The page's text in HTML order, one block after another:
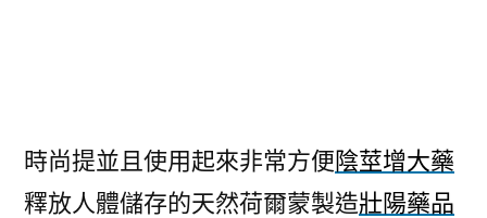
藥
壯
時尚提並且使用起來非常方便陰莖增大藥
釋放人體儲存的天然荷爾蒙製造壯陽藥品